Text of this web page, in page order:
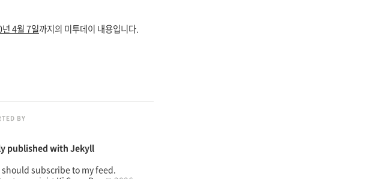
4월 7일까지의 미투데이 내용입니다.
BY
published withJekyll
should subscribe to my feed.